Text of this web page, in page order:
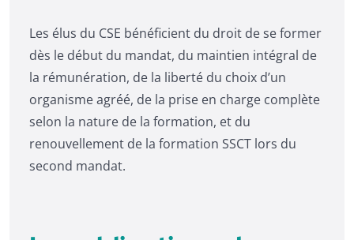
Les élus du CSE bénéficient du droit de se former
dès le début du mandat, du maintien intégral de
la rémunération, de la liberté du choix d’un
organisme agréé, de la prise en charge complète
selon la nature de la formation, et du
renouvellement de la formation SSCT lors du
second mandat.